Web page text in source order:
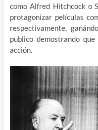
como Alfred Hitchcock o
protagonizar películas
respectivamente,
publico demostrando
acción.